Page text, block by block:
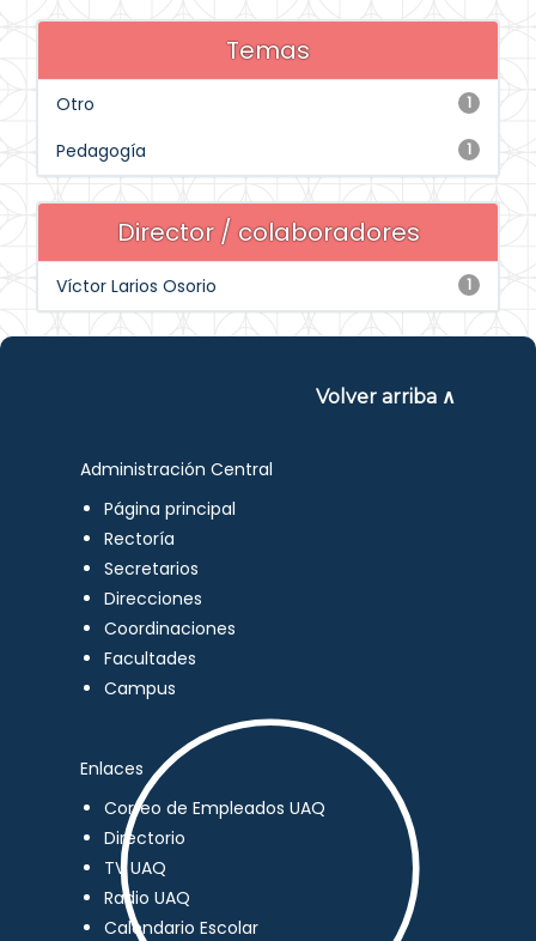
Temas
1
Otro
1
Pedagogía
Director / colaboradores
1
Víctor Larios Osorio
Volver arriba ∧
Administración Central
Página principal
Rectoría
Secretarios
Direcciones
Coordinaciones
Facultades
Campus
Enlaces
Correo de Empleados UAQ
Directorio
TV UAQ
Radio UAQ
Calendario Escolar